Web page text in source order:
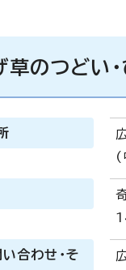
草のつどい・
(
い合わせ・そ